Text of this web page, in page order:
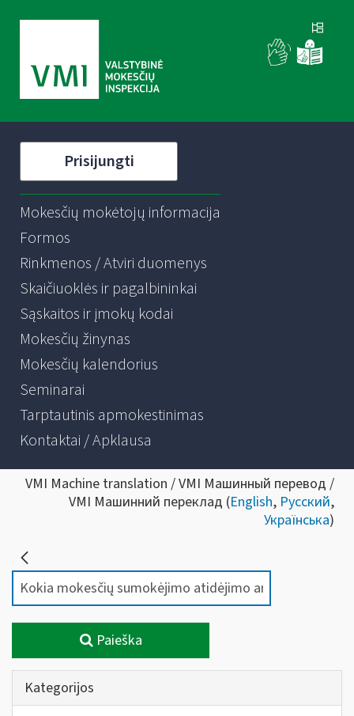
Prisijungti
Mokesčių mokėtojų informacija
Formos
Rinkmenos / Atviri duomenys
Skaičiuoklės ir pagalbininkai
Sąskaitos ir įmokų kodai
Mokesčių žinynas
Mokesčių kalendorius
Seminarai
Tarptautinis apmokestinimas
Kontaktai / Apklausa
VMI Machine translation / VMI Машинный перевод /
VMI Машинний переклад (English, Русский,
Українська)
Paieška
Kategorijos